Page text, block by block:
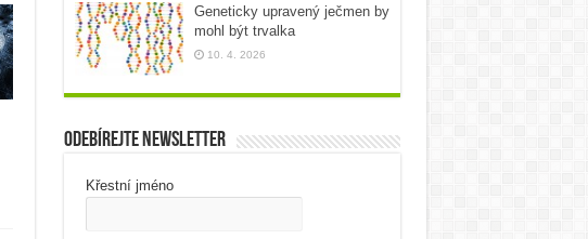
Geneticky upravený ječmen by
mohl být trvalka
10. 4. 2026
Odebírejte newsletter
Křestní jméno